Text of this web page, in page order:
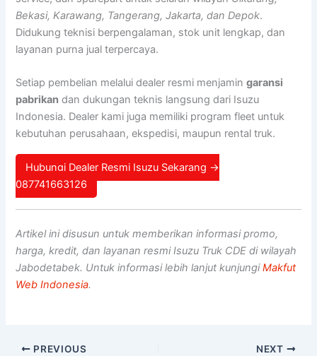
Bekasi, Karawang, Tangerang, Jakarta, dan Depok.
Didukung teknisi berpengalaman, stok unit lengkap, dan
layanan purna jual terpercaya.
Setiap pembelian melalui dealer resmi menjamingaransi
pabrikan dan dukungan teknis langsung dari Isuzu
Indonesia. Dealer kami juga memiliki program fleet untuk
kebutuhan perusahaan, ekspedisi, maupun rental truk.
Hubungi Dealer Resmi Isuzu Sekarang →
087741663126
Artikel ini disusun untuk memberikan informasi promo,
harga, kredit, dan layanan resmi Isuzu Truk CDE di wilayah
Jabodetabek. Untuk informasi lebih lanjut kunjungiMakfut
Web Indonesia.
PREVIOUS NEXT